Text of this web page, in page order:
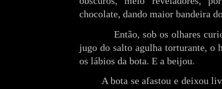
chocolate, dando maior bandeira
Então, sob os olhares
jugo do salto agulha torturante, o
os lábios da bota. E a beijou.
A bota se afastou e deixou